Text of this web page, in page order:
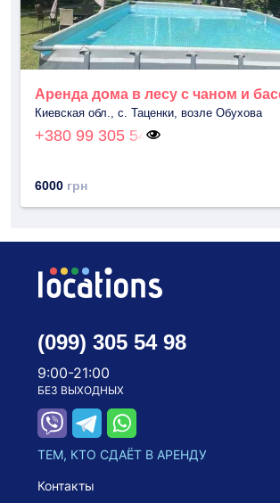
Аренда дома в лесу с чаном и
Киевская обл., с. Таценки, возле Обухова
+380 99 305 54
6000 грн
(099) 305 54 98
9:00-21:00
БЕЗ ВЫХОДНЫХ
ТЕМ, КТО СДАЁТ В АРЕНДУ
Контакты